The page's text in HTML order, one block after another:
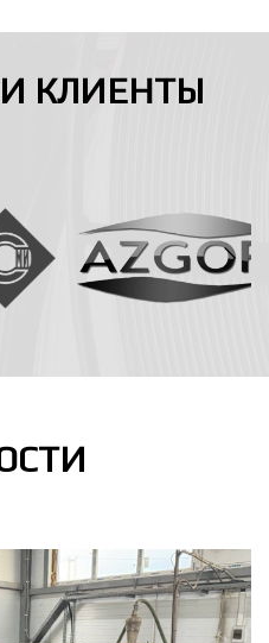
КЛИЕНТЫ